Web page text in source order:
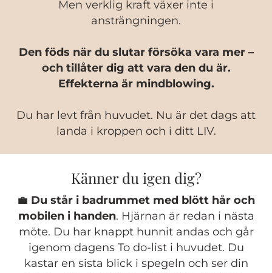
Men verklig kraft växer inte i
ansträngningen.
Den föds när du slutar försöka vara mer –
och tillåter dig att vara den du är.
Effekterna är mindblowing.
Du har levt från huvudet. Nu är det dags att
landa i kroppen och i ditt LIV.
Känner du igen dig?
💼 Du står i badrummet med blött hår och
mobilen i handen. Hjärnan är redan i nästa
möte. Du har knappt hunnit andas och går
igenom dagens To do-list i huvudet. Du
kastar en sista blick i spegeln och ser din